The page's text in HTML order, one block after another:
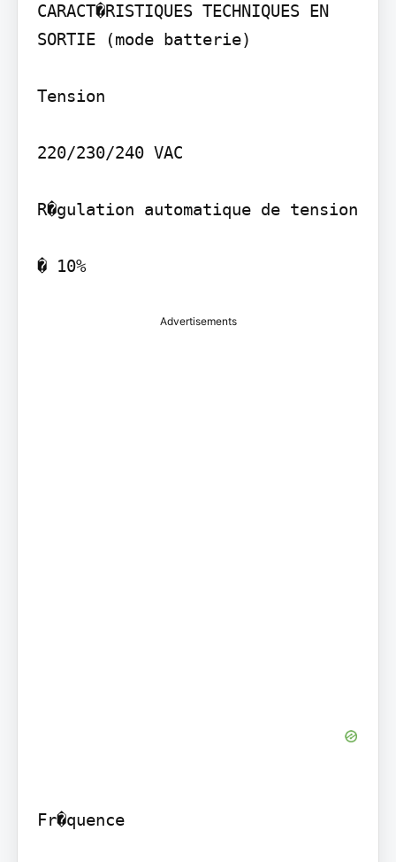
CARACT�RISTIQUES TECHNIQUES EN
SORTIE (mode batterie)
Tension
220/230/240 VAC
R�gulation automatique de tension
� 10%
Advertisements
Fr�quence